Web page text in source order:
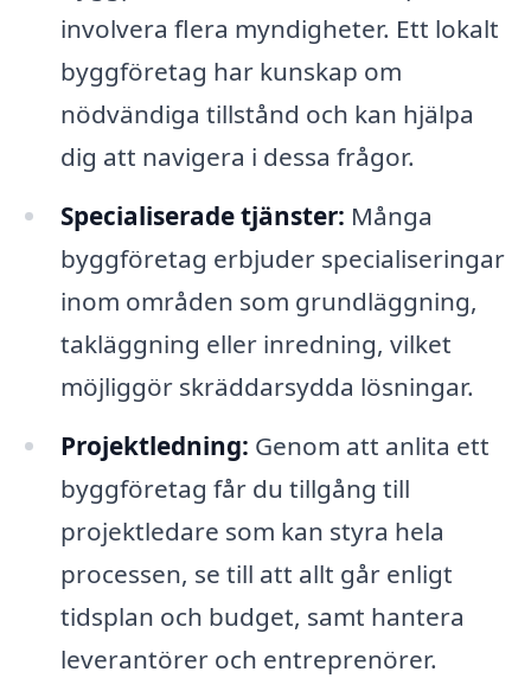
involvera flera myndigheter. Ett lokalt
byggföretag har kunskap om
nödvändiga tillstånd och kan hjälpa
dig att navigera i dessa frågor.
Specialiserade tjänster: Många
byggföretag erbjuder specialiseringar
inom områden som grundläggning,
takläggning eller inredning, vilket
möjliggör skräddarsydda lösningar.
Projektledning: Genom att anlita ett
byggföretag får du tillgång till
projektledare som kan styra hela
processen, se till att allt går enligt
tidsplan och budget, samt hantera
leverantörer och entreprenörer.